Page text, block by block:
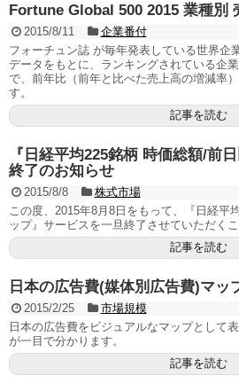
Fortune Global 500 2015 業種別
2015/8/11
企業番付
フォーチュン誌 が毎年発表している世界企
データをもとに、ランキングされている企
で、前年比（前年と比べた売上高の増減率
す。
記事を読む
『日経平均225銘柄 時価総額/前
終了のお知らせ
2015/8/8
株式市場
この度、2015年8月8日をもって、『日経平
ップ』サービスを一旦終了させていただく
記事を読む
日本の広告費(媒体別広告費)マッ
2015/2/25
市場規模
日本の広告費をビジュアルなマップとして
が一目で分かります。
記事を読む